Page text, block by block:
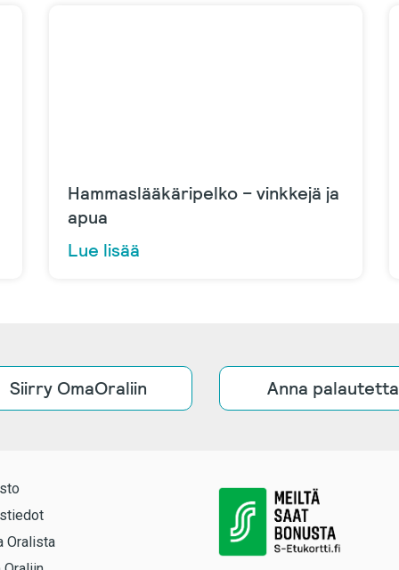
Hammaslääkäripelko – vinkkejä ja
apua
Lue lisää
Siirry OmaOraliin Anna palautetta
Oralista